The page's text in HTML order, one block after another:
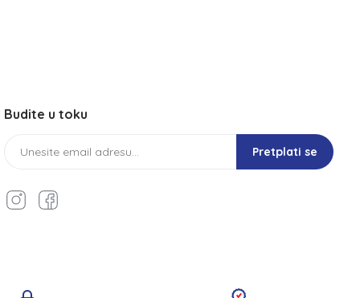
Budite u toku
Pretplati se